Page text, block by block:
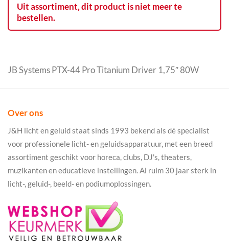
Uit assortiment, dit product is niet meer te
bestellen.
JB Systems PTX-44 Pro Titanium Driver 1,75″ 80W
Over ons
J&H licht en geluid staat sinds 1993 bekend als dé specialist
voor professionele licht- en geluidsapparatuur, met een breed
assortiment geschikt voor horeca, clubs, DJ's, theaters,
muzikanten en educatieve instellingen. Al ruim 30 jaar sterk in
licht-, geluid-, beeld- en podiumoplossingen.